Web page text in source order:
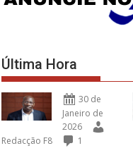
Última Hora
30 de
Janeiro de
2026
Redacção F8
1